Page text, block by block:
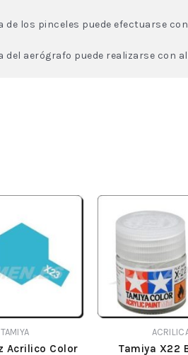
de los pinceles puede efectuarse
del aerógrafo puede realizarse con
Acrilico Color
Tamiya X22